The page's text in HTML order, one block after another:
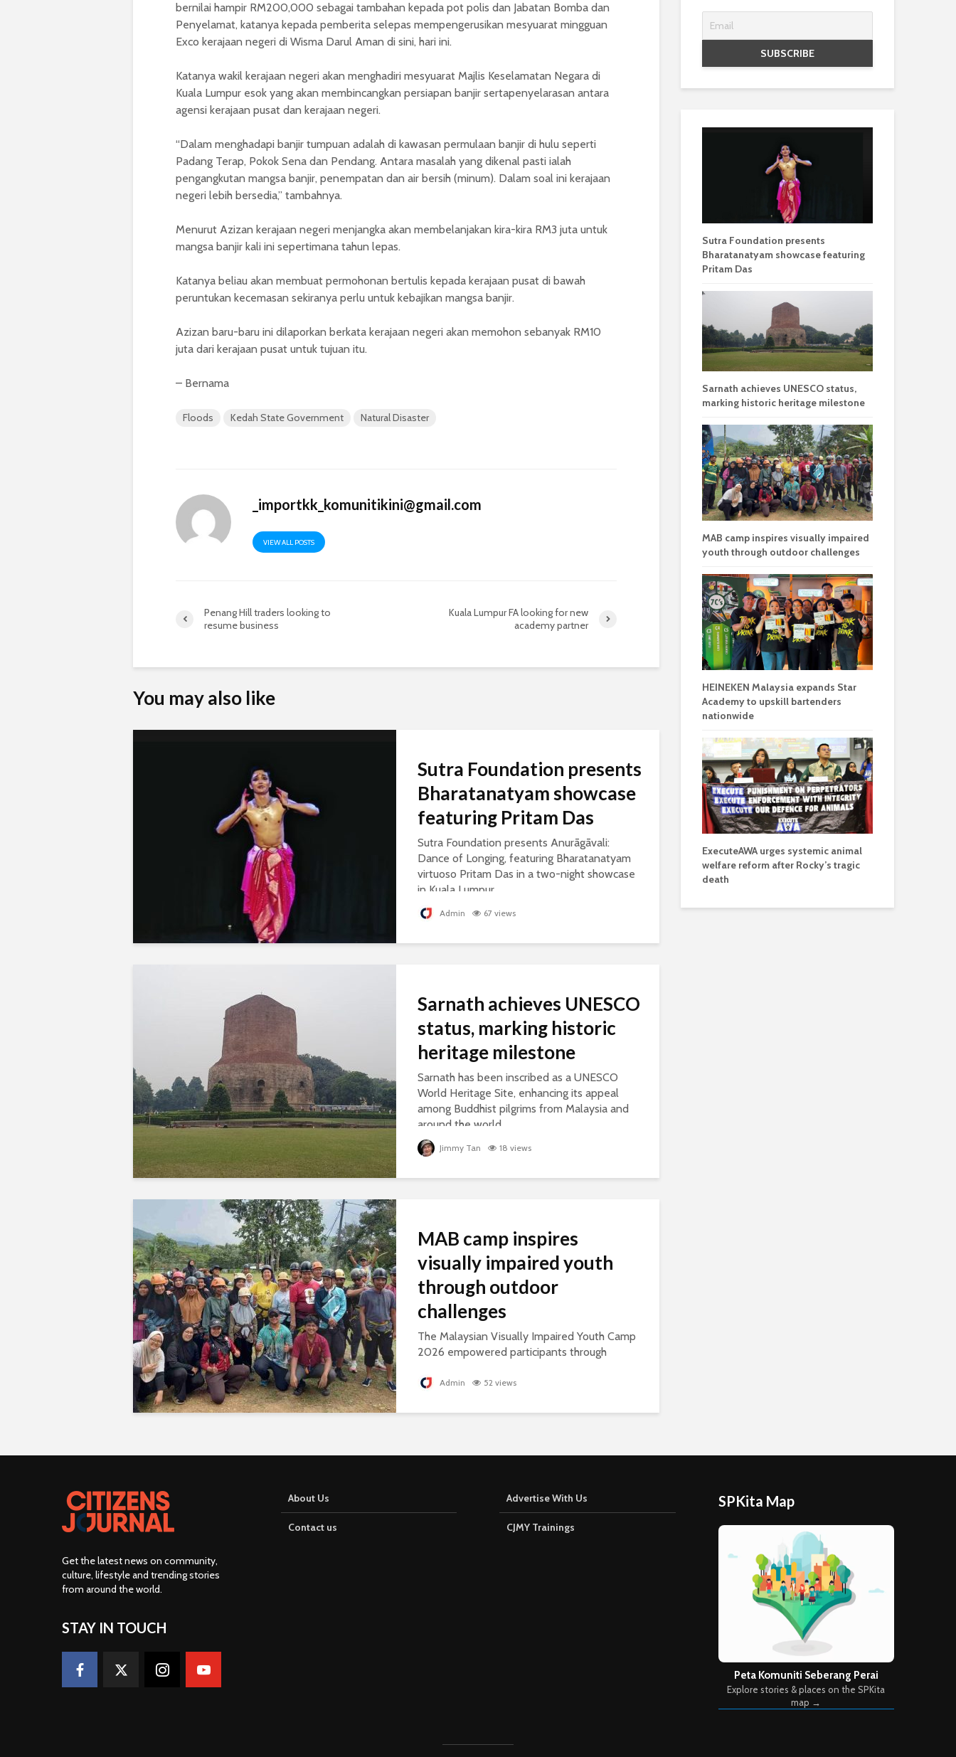
bernilai hampir RM200,000 sebagai tambahan kepada pot polis dan Jabatan Bomba dan
Penyelamat, katanya kepada pemberita selepas mempengerusikan mesyuarat mingguan
Exco kerajaan negeri di Wisma Darul Aman di sini, hari ini.
Katanya wakil kerajaan negeri akan menghadiri mesyuarat Majlis Keselamatan Negara di
Kuala Lumpur esok yang akan membincangkan persiapan banjir sertapenyelarasan antara
agensi kerajaan pusat dan kerajaan negeri.
“Dalam menghadapi banjir tumpuan adalah di kawasan permulaan banjir di hulu seperti
Padang Terap, Pokok Sena dan Pendang. Antara masalah yang dikenal pasti ialah
pengangkutan mangsa banjir, penempatan dan air bersih (minum). Dalam soal ini kerajaan
negeri lebih bersedia,” tambahnya.
Menurut Azizan kerajaan negeri menjangka akan membelanjakan kira-kira RM3 juta untuk
mangsa banjir kali ini sepertimana tahun lepas.
Katanya beliau akan membuat permohonan bertulis kepada kerajaan pusat di bawah
peruntukan kecemasan sekiranya perlu untuk kebajikan mangsa banjir.
Azizan baru-baru ini dilaporkan berkata kerajaan negeri akan memohon sebanyak RM10
juta dari kerajaan pusat untuk tujuan itu.
– Bernama
Floods Kedah State Government Natural Disaster
_importkk_komunitikini@gmail.com
VIEW ALL POSTS
Penang Hill traders looking to
resume business
Kuala Lumpur FA looking for new
academy partner
You may also like
Sutra Foundation presents
Bharatanatyam showcase
featuring Pritam Das
Sutra Foundation presents Anurāgāvali:
Dance of Longing, featuring Bharatanatyam
virtuoso Pritam Das in a two-night showcase
in Kuala Lumpur.
Admin 67 views
Sarnath achieves UNESCO
status, marking historic
heritage milestone
Sarnath has been inscribed as a UNESCO
World Heritage Site, enhancing its appeal
among Buddhist pilgrims from Malaysia and
around the world.
Jimmy Tan 18 views
MAB camp inspires
visually impaired youth
through outdoor
challenges
The Malaysian Visually Impaired Youth Camp
2026 empowered participants through
leadership and resilience.
Admin 52 views
Sutra Foundation presents
Bharatanatyam showcase featuring
Pritam Das
Sarnath achieves UNESCO status,
marking historic heritage milestone
MAB camp inspires visually impaired
youth through outdoor challenges
HEINEKEN Malaysia expands Star
Academy to upskill bartenders
nationwide
ExecuteAWA urges systemic animal
welfare reform after Rocky’s tragic
death
Get the latest news on community,
culture, lifestyle and trending stories
from around the world.
STAY IN TOUCH
About Us
Contact us
Advertise With Us
CJMY Trainings
SPKita Map
Peta Komuniti Seberang Perai
Explore stories & places on the SPKita
map →